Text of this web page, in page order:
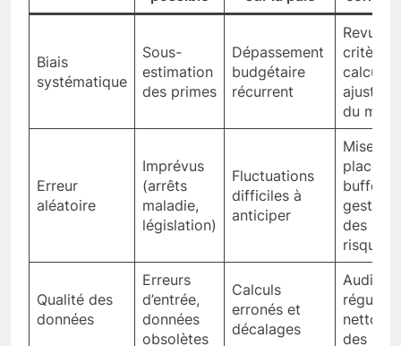
Biais
systématique
Sous-
estimation
des primes
Dépassement
budgétaire
récurrent
Revue
critères
calcul et
du
Erreur
aléatoire
Imprévus
(arrêts
maladie,
législation)
Fluctuations
difficiles à
anticiper
Mise en
place
buffer
gestion
des
risques
Qualité des
données
Erreurs
d’entrée,
données
obsolètes
Calculs
erronés et
décalages
Audit
régulier
des